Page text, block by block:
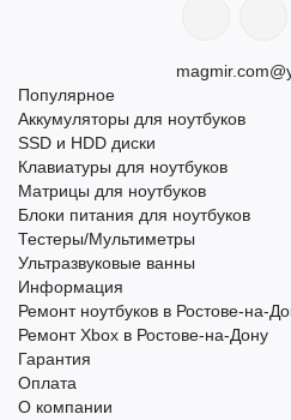
Популярное
Аккумуляторы для ноутбуков
SSD и HDD диски
Клавиатуры для ноутбуков
Матрицы для ноутбуков
Блоки питания для ноутбуков
Тестеры/Мультиметры
Ультразвуковые ванны
Информация
Ремонт ноутбуков в Ростове-на-
Ремонт Xbox в Ростове-на-Дону
Гарантия
Оплата
О компании